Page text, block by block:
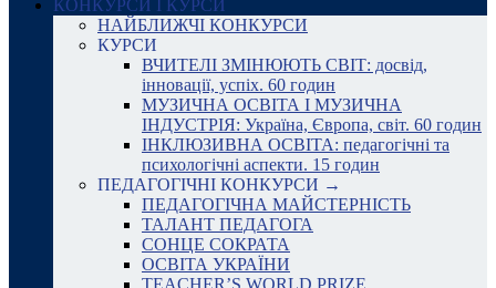
КОНКУРСИ І КУРСИ
НАЙБЛИЖЧІ КОНКУРСИ
КУРСИ
ВЧИТЕЛІ ЗМІНЮЮТЬ СВІТ: досвід,
інновації, успіх. 60 годин
МУЗИЧНА ОСВІТА І МУЗИЧНА
ІНДУСТРІЯ: Україна, Європа, світ. 60 годин
ІНКЛЮЗИВНА ОСВІТА: педагогічні та
психологічні аспекти. 15 годин
ПЕДАГОГІЧНІ КОНКУРСИ →
ПЕДАГОГІЧНА МАЙСТЕРНІСТЬ
ТАЛАНТ ПЕДАГОГА
СОНЦЕ СОКРАТА
ОСВІТА УКРАЇНИ
TEACHER’S WORLD PRIZE